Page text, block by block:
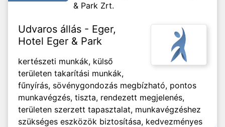
& Park Zrt.
Udvaros állás - Eger,
Hotel Eger & Park
kertészeti munkák, külső
területen takarítási munkák,
fűnyírás, sövénygondozás megbízható, pontos
munkavégzés, tiszta, rendezett megjelenés,
területen szerzett tapasztalat, munkavégzéshez
szükséges eszközök biztosítása, kedvezményes